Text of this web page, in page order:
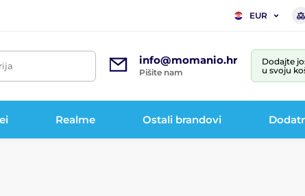
EUR
info@momanio.hr
Pišite nam
Dodajte
u svoju
Realme Ostali brandovi